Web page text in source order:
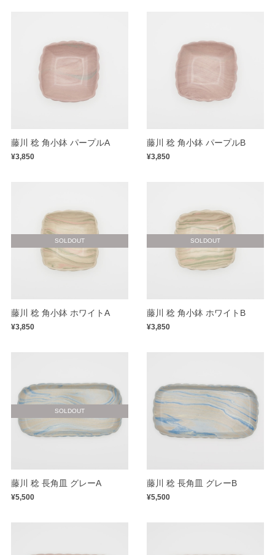
藤川 稔 角小鉢 パープルA
¥3,850
藤川 稔 角小鉢 パープルB
¥3,850
SOLDOUT
藤川 稔 角小鉢 ホワイトA
¥3,850
SOLDOUT
藤川 稔 角小鉢 ホワイトB
¥3,850
SOLDOUT
藤川 稔 長角皿 グレーA
¥5,500
藤川 稔 長角皿 グレーB
¥5,500